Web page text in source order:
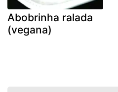
Abobrinha ralada
(vegana)